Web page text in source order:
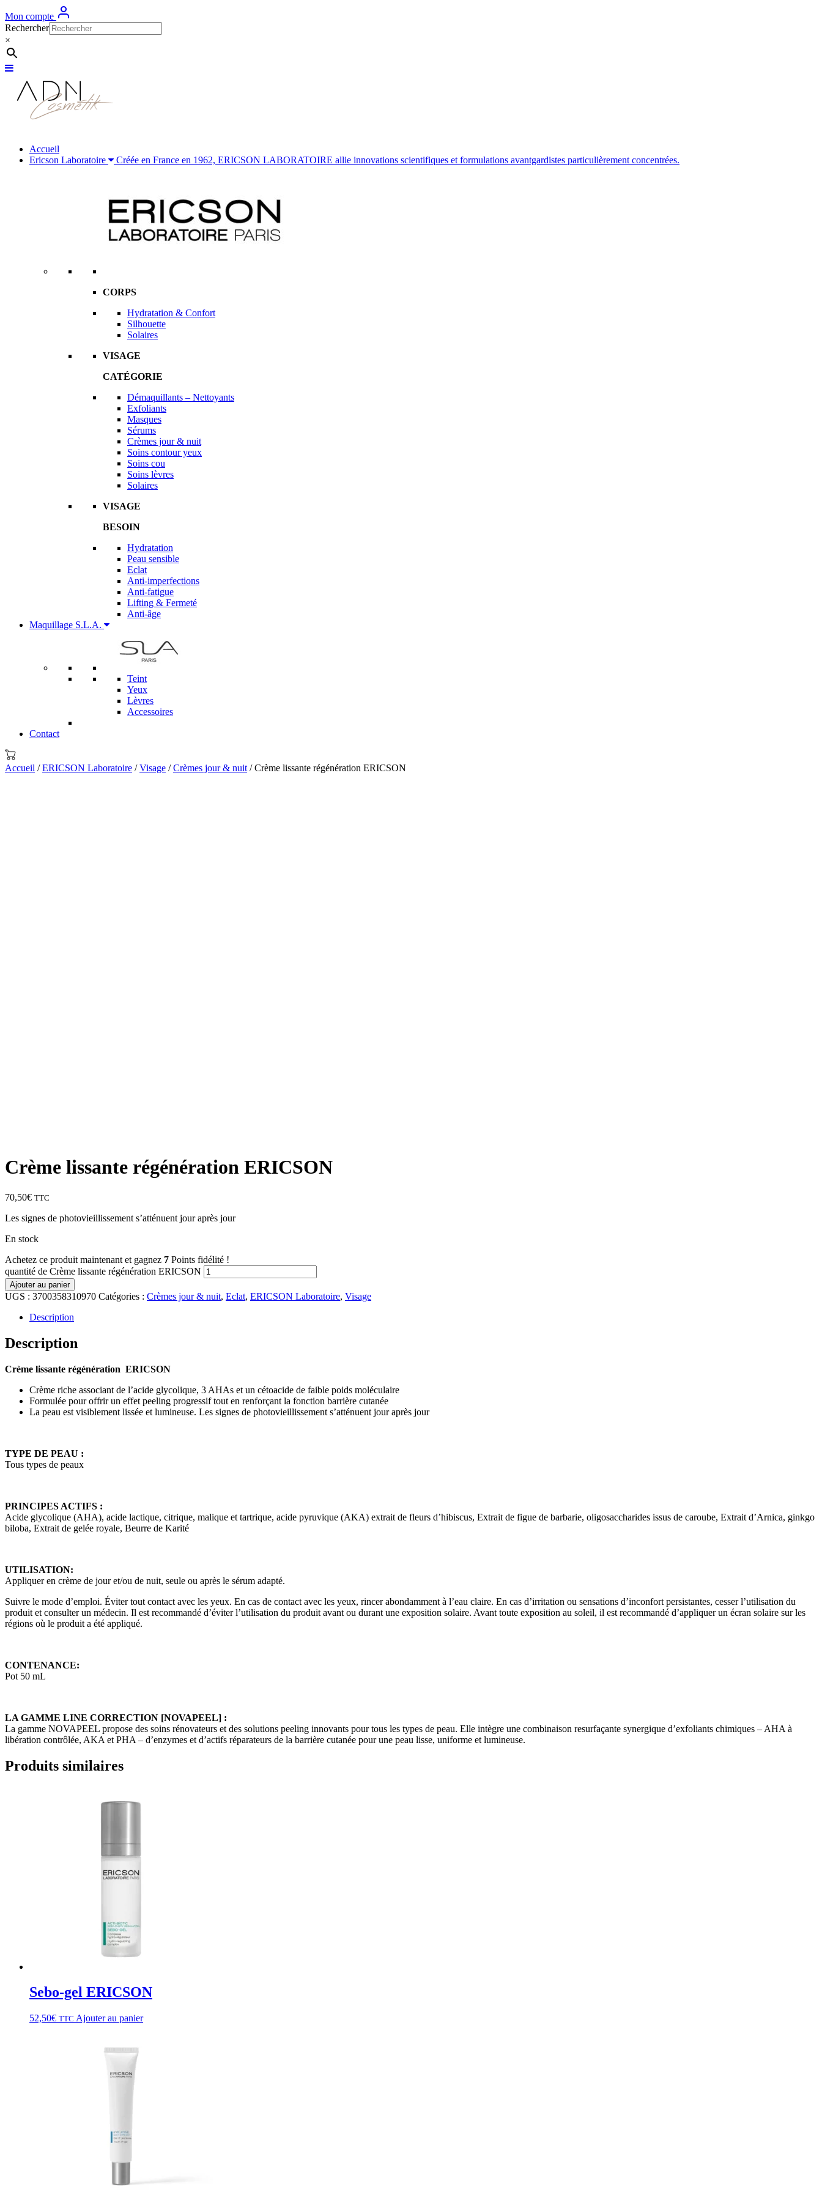
Mon compte
Rechercher
×
Accueil
Ericson Laboratoire
Créée en France en 1962, ERICSON LABORATOIRE allie innovations scientifiques et formulations avantgardistes particulièrement concentrées.
CORPS
Hydratation & Confort
Silhouette
Solaires
VISAGE
CATÉGORIE
Démaquillants – Nettoyants
Exfoliants
Masques
Sérums
Crèmes jour & nuit
Soins contour yeux
Soins cou
Soins lèvres
Solaires
VISAGE
BESOIN
Hydratation
Peau sensible
Eclat
Anti-imperfections
Anti-fatigue
Lifting & Fermeté
Anti-âge
Maquillage S.L.A.
Teint
Yeux
Lèvres
Accessoires
Contact
Accueil /ERICSON Laboratoire /Visage /Crèmes jour & nuit / Crème lissante régénération ERICSON
Crème lissante régénération ERICSON
70,50€ TTC
Les signes de photovieillissement s’atténuent jour après jour
En stock
Achetez ce produit maintenant et gagnez 7 Points fidélité !
quantité de Crème lissante régénération ERICSON
Ajouter au panier
UGS : 3700358310970 Catégories : Crèmes jour & nuit, Eclat, ERICSON Laboratoire, Visage
Description
Description
Crème lissante régénération ERICSON
Crème riche associant de l’acide glycolique, 3 AHAs et un cétoacide de faible poids moléculaire
Formulée pour offrir un effet peeling progressif tout en renforçant la fonction barrière cutanée
La peau est visiblement lissée et lumineuse. Les signes de photovieillissement s’atténuent jour après jour
TYPE DE PEAU :
Tous types de peaux
PRINCIPES ACTIFS :
Acide glycolique (AHA), acide lactique, citrique, malique et tartrique, acide pyruvique (AKA) extrait de fleurs d’hibiscus, Extrait de figue de barbarie, oligosaccharides issus de caroube, Extrait d’Arnica, ginkgo
biloba, Extrait de gelée royale, Beurre de Karité
UTILISATION:
Appliquer en crème de jour et/ou de nuit, seule ou après le sérum adapté.
Suivre le mode d’emploi. Éviter tout contact avec les yeux. En cas de contact avec les yeux, rincer abondamment à l’eau claire. En cas d’irritation ou sensations d’inconfort persistantes, cesser l’utilisation du
produit et consulter un médecin. Il est recommandé d’éviter l’utilisation du produit avant ou durant une exposition solaire. Avant toute exposition au soleil, il est recommandé d’appliquer un écran solaire sur les
régions où le produit a été appliqué.
CONTENANCE:
Pot 50 mL
LA GAMME LINE CORRECTION [NOVAPEEL] :
La gamme NOVAPEEL propose des soins rénovateurs et des solutions peeling innovants pour tous les types de peau. Elle intègre une combinaison resurfaçante synergique d’exfoliants chimiques – AHA à
libération contrôlée, AKA et PHA – d’enzymes et d’actifs réparateurs de la barrière cutanée pour une peau lisse, uniforme et lumineuse.
Produits similaires
Sebo-gel ERICSON
52,50€ TTC Ajouter au panier